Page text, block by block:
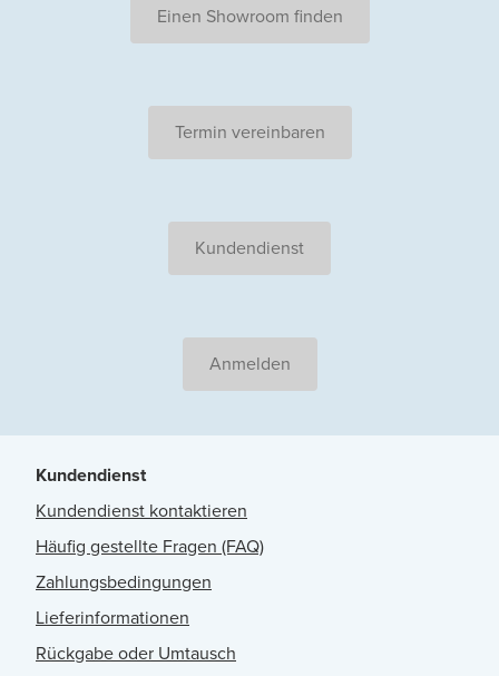
Einen Showroom finden
Termin vereinbaren
Kundendienst
Anmelden
Kundendienst
Kundendienst kontaktieren
Häufig gestellte Fragen (FAQ)
Zahlungsbedingungen
Lieferinformationen
Rückgabe oder Umtausch